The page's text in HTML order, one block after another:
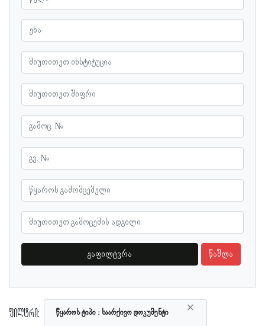
გაფილტვრა წაშლა
ფილტრი: ×
წყაროს ტიპი საარქივო დოკუმენტი